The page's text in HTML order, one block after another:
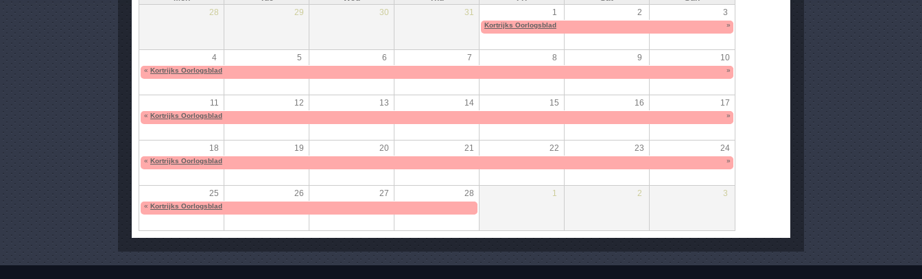
28
29 30 31 1 2 3
Kortrijks Oorlogsblad »
4 5 6 7 8 9 10
« Kortrijks Oorlogsblad »
11 12 13 14 15 16 17
« Kortrijks Oorlogsblad »
18 19 20 21 22 23 24
« Kortrijks Oorlogsblad »
25 26 27 28 1 2 3
« Kortrijks Oorlogsblad